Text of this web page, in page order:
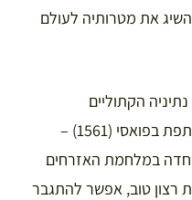
את מטרותיה לעולם
הקתוליים
וההוגנוטיים באמצעות ועידה משותפת בפואסי (1561) –
חדה במלחמת האזרחים
רצון טוב, אפשר להתגבר